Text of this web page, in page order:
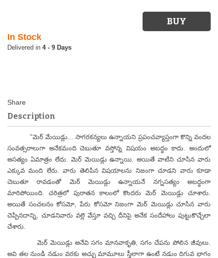
In Stock
4 - 9 Days
Description
"మెర్ మేయిడ్లు... సాగరకన్యలు ఉన్నాయని ప్రపంచవ్యాప్తంగా కొన్ని వందల
సంవత్సరాలుగా అనేకమంది చెబుతూ వస్తోన్న విషయం అబద్ధం కాదు. అందులో
అసత్యం ఏమాత్రం లేదు. మెర్ మెయిడ్లు ఉన్నాయి. అయితే వాటిని చూసిన వారు
ఎక్కువ మంది లేరు. వారు తెలిపిన విషయాలను నిజంగా చూడని వారు కూడా
చెబుతూ రావడంతో మెర్ మెయిడ్లు ఉన్నాయనే నగ్నసత్యం అబద్ధంగా
మారిపోయింది. చరిత్రలో పురాతన కాలంలో కొందరు మెర్ మెయిడ్లు చూశారు.
అయితే సంచలనం కోసమో, పేరు కోసమో నిజంగా మెర్ మెయిడ్లు చూసిన వారు
చెప్పినదాన్ని, చూడనివారు వల్లె వేస్తూ వచ్చి దీనిపై అనేక సందేహాలు పుట్టుకొచ్చేలా
చేశారు.
మెర్ మెయిడ్లు అనేవి సగం మానవాకృతి, సగం చేపను పోలిన జీవులు.
అవి తల నుండి నడుం వరకు అచ్చు మామూలు స్త్రీలాగా ఉంటే నడుం దిగువ భాగం